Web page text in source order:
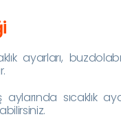
ayarları,
aylarında sıcaklık